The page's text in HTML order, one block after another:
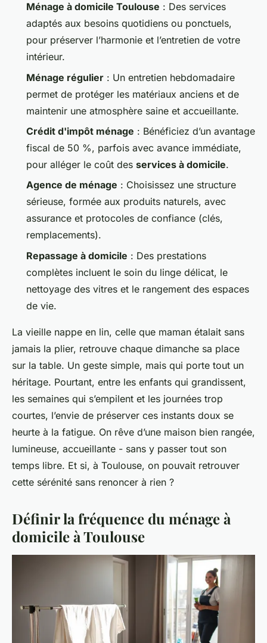
Ménage à domicile Toulouse : Des services
adaptés aux besoins quotidiens ou ponctuels,
pour préserver l’harmonie et l’entretien de votre
intérieur.
Ménage régulier : Un entretien hebdomadaire
permet de protéger les matériaux anciens et de
maintenir une atmosphère saine et accueillante.
Crédit d'impôt ménage : Bénéficiez d’un avantage
fiscal de 50 %, parfois avec avance immédiate,
pour alléger le coût des services à domicile.
Agence de ménage : Choisissez une structure
sérieuse, formée aux produits naturels, avec
assurance et protocoles de confiance (clés,
remplacements).
Repassage à domicile : Des prestations
complètes incluent le soin du linge délicat, le
nettoyage des vitres et le rangement des espaces
de vie.
La vieille nappe en lin, celle que maman étalait sans
jamais la plier, retrouve chaque dimanche sa place
sur la table. Un geste simple, mais qui porte tout un
héritage. Pourtant, entre les enfants qui grandissent,
les semaines qui s’empilent et les journées trop
courtes, l’envie de préserver ces instants doux se
heurte à la fatigue. On rêve d’une maison bien rangée,
lumineuse, accueillante - sans y passer tout son
temps libre. Et si, à Toulouse, on pouvait retrouver
cette sérénité sans renoncer à rien ?
Définir la fréquence du ménage à
domicile à Toulouse